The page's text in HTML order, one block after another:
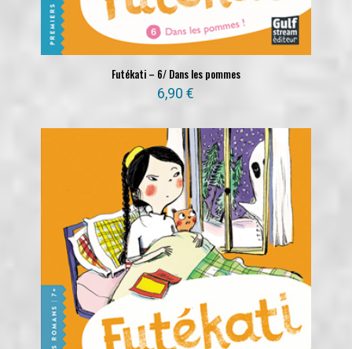
Futékati – 6/ Dans les pommes
6,90€